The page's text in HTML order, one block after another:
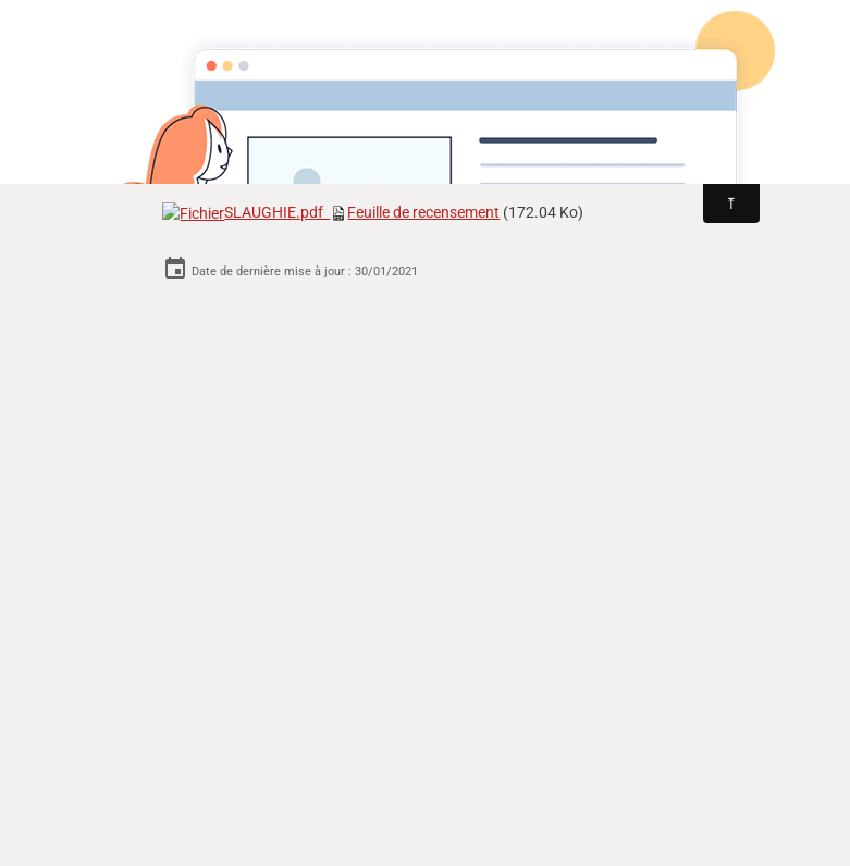
menu Bienvenue sur ce site
Slaughi
SLAUGHIE.pdf Feuille de recensement (172.04 Ko)
Date de dernière mise à jour : 30/01/2021